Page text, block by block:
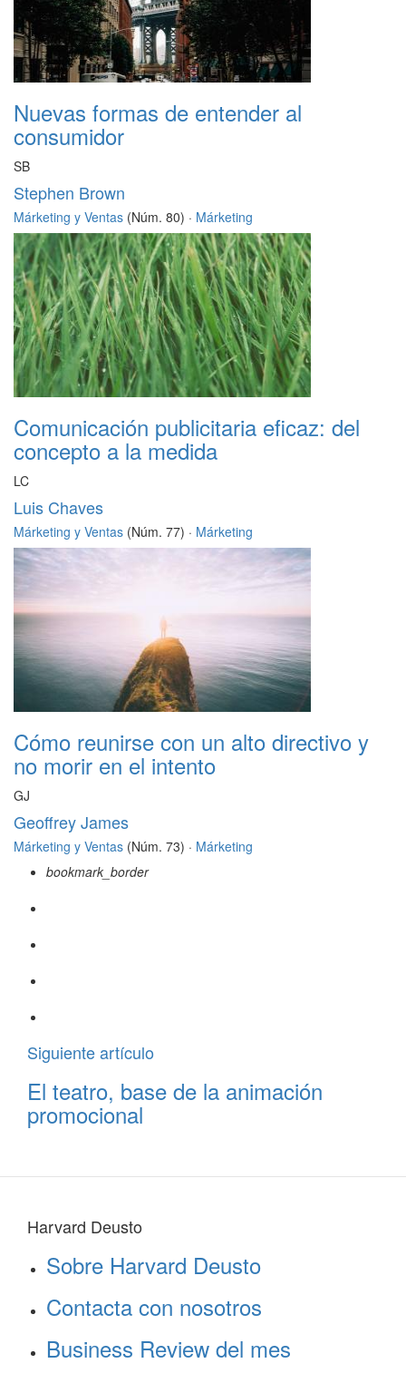
Nuevas formas de entender al
consumidor
SB
Stephen Brown
Márketing y Ventas (Núm. 80) · Márketing
Comunicación publicitaria eficaz: del
concepto a la medida
LC
Luis Chaves
Márketing y Ventas (Núm. 77) · Márketing
Cómo reunirse con un alto directivo y
no morir en el intento
GJ
Geoffrey James
Márketing y Ventas (Núm. 73) · Márketing
bookmark_border
Siguiente artículo
El teatro, base de la animación
promocional
Harvard Deusto
Sobre Harvard Deusto
Contacta con nosotros
Business Review del mes